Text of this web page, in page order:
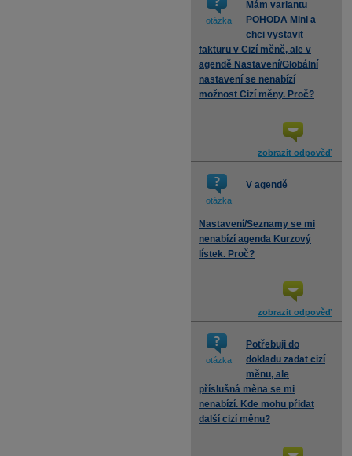
otázka
Mám variantu
POHODA Mini a
chci vystavit
fakturu v Cizí měně, ale v
agendě Nastavení/Globální
nastavení se nenabízí
možnost Cizí měny. Proč?
zobrazit odpověď
otázka
V agendě
Nastavení/Seznamy se mi
nenabízí agenda Kurzový
lístek. Proč?
zobrazit odpověď
otázka
Potřebuji do
dokladu zadat cizí
měnu, ale
příslušná měna se mi
nenabízí. Kde mohu přidat
další cizí měnu?